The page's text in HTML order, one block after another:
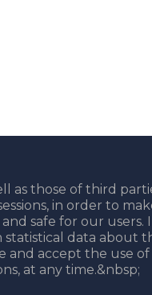
as those of third
in order to
safe for our users.
statistical data about
and accept the use of
at any time.&nbsp;